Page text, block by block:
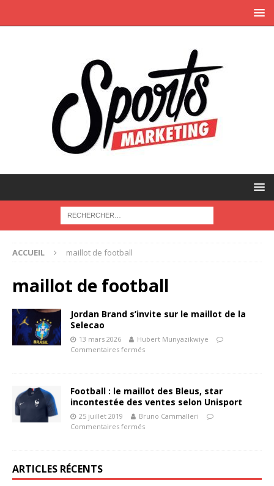
ACCUEIL maillot de football
maillot de football
Jordan Brand s’invite sur le maillot de la
Selecao
13 mars 2026
Hubert Munyazikwiye
Commentaires fermés
Football : le maillot des Bleus, star
incontestée des ventes selon Unisport
25 juillet 2019
Bruno Cammalleri
Commentaires fermés
ARTICLES RÉCENTS